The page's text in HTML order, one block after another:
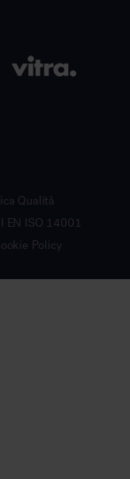
Qualità
EN ISO 14001
Policy